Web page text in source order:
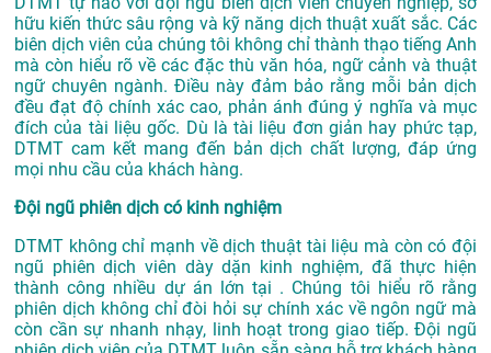
hữu kiến thức sâu rộng và kỹ năng dịch thuật xuất sắc. Các
biên dịch viên của chúng tôi không chỉ thành thạo tiếng Anh
mà còn hiểu rõ về các đặc thù văn hóa, ngữ cảnh và thuật
ngữ chuyên ngành. Điều này đảm bảo rằng mỗi bản dịch
đều đạt độ chính xác cao, phản ánh đúng ý nghĩa và mục
đích của tài liệu gốc. Dù là tài liệu đơn giản hay phức tạp,
DTMT cam kết mang đến bản dịch chất lượng, đáp ứng
mọi nhu cầu của khách hàng.
Đội ngũ phiên dịch có kinh nghiệm
DTMT không chỉ mạnh về dịch thuật tài liệu mà còn có đội
ngũ phiên dịch viên dày dặn kinh nghiệm, đã thực hiện
thành công nhiều dự án lớn tại . Chúng tôi hiểu rõ rằng
phiên dịch không chỉ đòi hỏi sự chính xác về ngôn ngữ mà
còn cần sự nhanh nhạy, linh hoạt trong giao tiếp. Đội ngũ